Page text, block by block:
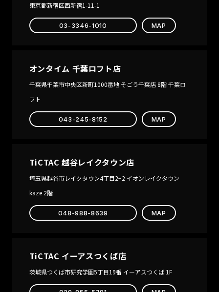
東京都新宿区西新宿1-11-1
03-3346-1010 MAP
オンタイム 千葉ロフト店
千葉県千葉市中央区新町1000番地 そごう千葉店 8階 千葉ロ
フト
043-245-8152 MAP
TiCTAC 越谷レイクタウン店
埼玉県越谷市レイクタウン4丁目2−2 イオンレイクタウン
kaze 2階
048-988-8639 MAP
TiCTAC イーアスつくば店
茨城県つくば市研究学園5丁目19番 イーアスつくば 1F